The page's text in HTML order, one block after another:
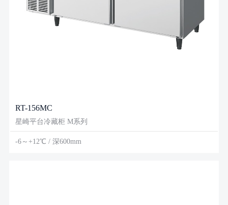
RT-156MC
星崎平台冷藏柜 M系列
-6～+12℃ / 深600mm